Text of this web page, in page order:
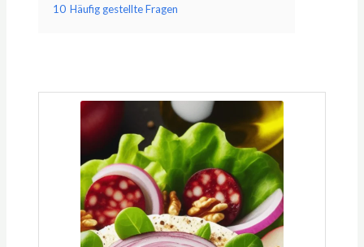
10 Häufig gestellte Fragen